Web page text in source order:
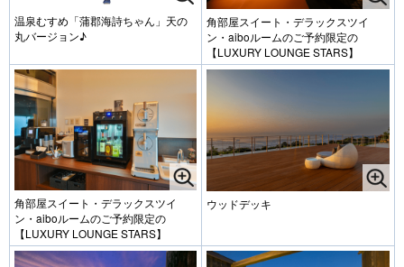
温泉むすめ「蒲郡海詩ちゃん」天の
丸バージョン♪
角部屋スイート・デラックスツイ
ン・aiboルームのご予約限定の
【LUXURY LOUNGE STARS】
角部屋スイート・デラックスツイ
ン・aiboルームのご予約限定の
【LUXURY LOUNGE STARS】
ウッドデッキ